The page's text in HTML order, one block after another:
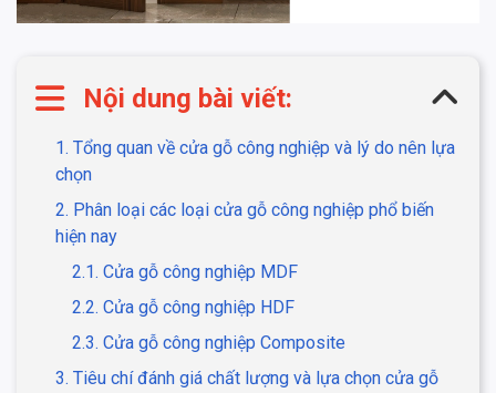
Nội dung bài viết:
1. Tổng quan về cửa gỗ công nghiệp và lý do nên lựa
chọn
2. Phân loại các loại cửa gỗ công nghiệp phổ biến
hiện nay
2.1. Cửa gỗ công nghiệp MDF
2.2. Cửa gỗ công nghiệp HDF
2.3. Cửa gỗ công nghiệp Composite
3. Tiêu chí đánh giá chất lượng và lựa chọn cửa gỗ